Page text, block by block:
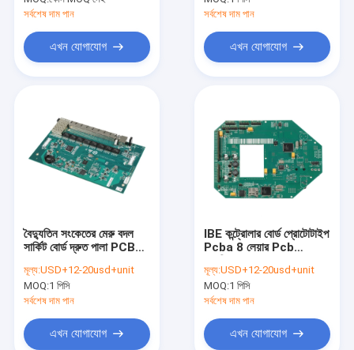
পণ্য
আমাদের সম্পর্কে
কারখানা ভ্রমণ
সর্বশেষ দাম পান
এখন যোগাযোগ
সর্বশেষ দাম পান
এখন যোগাযোগ
বৈদ্যুতিন সংকেতের মেরু বদল
সার্কিট বোর্ড দ্রুত পালা PCB
মূল্য:USD+12-20usd+unit
MOQ:1 পিসি
সর্বশেষ দাম পান
এখন যোগাযোগ
IBE কন্ট্রোলার বোর্ড প্রোটোটাইপ
Pcba 8 লেয়ার Pcb
মূল্য:USD+12-20usd+unit
MOQ:1 পিসি
সর্বশেষ দাম পান
এখন যোগাযোগ